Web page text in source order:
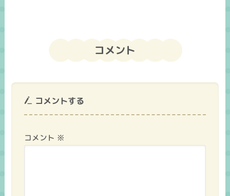
コメント
コメントする
コメント ※